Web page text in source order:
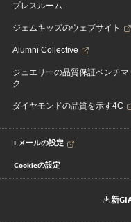
プレスルーム
ジェムキッズのウェブサイト
Alumni Collective
ジュエリーの品質保証ベンチマ
ク
ダイヤモンドの品質を示す4C
Eメールの設定
Cookieの設定
新